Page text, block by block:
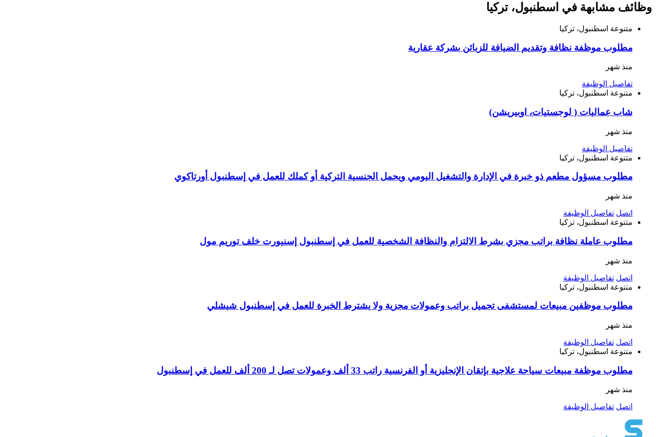
وظائف مشابهة في اسطنبول، تركيا
متنوعة اسطنبول، تركيا
مطلوب موظفة نظافة وتقديم الضيافة للزبائن بشركة عقارية
منذ شهر
تفاصيل الوظيفة
متنوعة اسطنبول، تركيا
شاب عماليات ( لوجستيات، اوبيريشن)
منذ شهر
تفاصيل الوظيفة
متنوعة اسطنبول، تركيا
مطلوب مسؤول مطعم ذو خبرة في الإدارة والتشغيل اليومي ويحمل الجنسية التركية أو كملك للعمل في إسطنبول أورتاكوي
منذ شهر
اتصل تفاصيل الوظيفة
متنوعة اسطنبول، تركيا
مطلوب عاملة نظافة براتب مجزي بشرط الالتزام والنظافة الشخصية للعمل في إسطنبول إسنيورت خلف توريم مول
منذ شهر
اتصل تفاصيل الوظيفة
متنوعة اسطنبول، تركيا
مطلوب موظفين مبيعات لمستشفى تجميل براتب وعمولات مجزية ولا يشترط الخبرة للعمل في إسطنبول شيشلي
منذ شهر
اتصل تفاصيل الوظيفة
متنوعة اسطنبول، تركيا
مطلوب موظفة مبيعات سياحة علاجية بإتقان الإنجليزية أو الفرنسية راتب 33 ألف وعمولات تصل لـ 200 ألف للعمل في إسطنبول
منذ شهر
اتصل تفاصيل الوظيفة